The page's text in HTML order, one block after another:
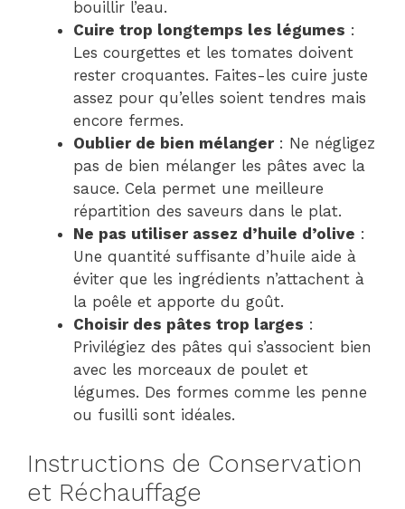
bouillir l’eau.
Cuire trop longtemps les légumes :
Les courgettes et les tomates doivent
rester croquantes. Faites-les cuire juste
assez pour qu’elles soient tendres mais
encore fermes.
Oublier de bien mélanger: Ne négligez
pas de bien mélanger les pâtes avec la
sauce. Cela permet une meilleure
répartition des saveurs dans le plat.
Ne pas utiliser assez d’huile d’olive :
Une quantité suffisante d’huile aide à
éviter que les ingrédients n’attachent à
la poêle et apporte du goût.
Choisir des pâtes trop larges :
Privilégiez des pâtes qui s’associent bien
avec les morceaux de poulet et
légumes. Des formes comme les penne
ou fusilli sont idéales.
Instructions de Conservation
et Réchauffage